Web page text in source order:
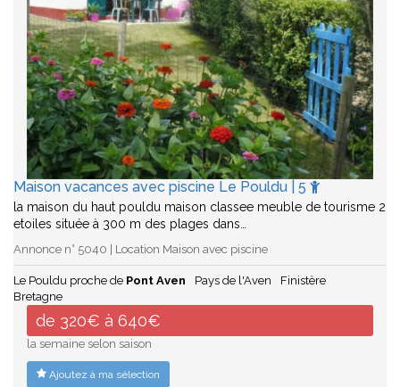
Maison vacances avec piscine Le Pouldu | 5
la maison du haut pouldu maison classee meuble de tourisme 2
etoiles située à 300 m des plages dans…
Annonce n° 5040 | Location Maison avec piscine
Le Pouldu proche de Pont Aven Pays de l'Aven
Finistère
Bretagne
de 320€ à 640€
la semaine selon saison
Ajoutez à ma sélection